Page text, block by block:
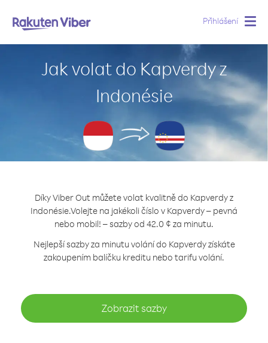
Přihlášení
Jak volat do Kapverdy z
Indonésie
Díky Viber Out můžete volat kvalitně do Kapverdy z
Indonésie.Volejte na jakékoli číslo v Kapverdy – pevná
nebo mobil! – sazby od 42.0 ¢ za minutu.
Nejlepší sazby za minutu volání do Kapverdy získáte
zakoupením balíčku kreditu nebo tarifu volání.
Zobrazit sazby